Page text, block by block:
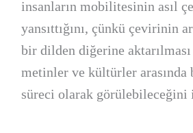
insanların mobilitesinin asıl
yansıttığını, çünkü çevirinin
bir dilden diğerine
metinler ve kültürler arasında
süreci olarak görülebileceğini